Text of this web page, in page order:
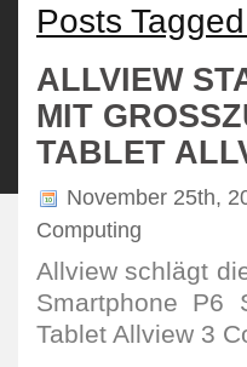
SMARTPHONES & HANDYS
Posts
ALLVIEW
MIT
ABLET
November 25th,
Computing
Allview schlägt
Smartphone P6
Tablet Allview 3